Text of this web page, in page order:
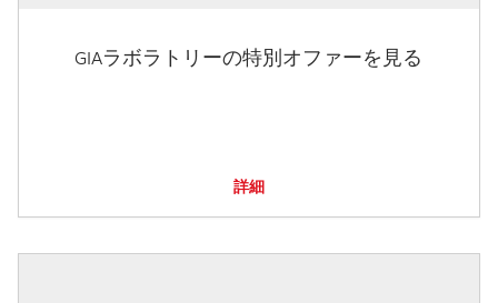
GIAラボラトリーの特別オファーを見る
詳細